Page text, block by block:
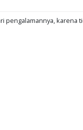
pengalamannya, karena